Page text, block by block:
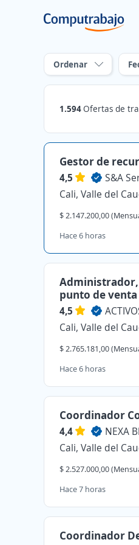
Ordenar
1.594Ofertas de trabajo
Gestor de
4,5
S&A
Cali, Valle del
$ 2.147.200,00
Hace 6 horas
punto de venta
4,5
Cali, Valle del
$ 2.765.181,00
Hace 6 horas
Coordinador
4,4
NEXA
Cali, Valle del
$ 2.527.000,00
Hace 7 horas
Coordinador